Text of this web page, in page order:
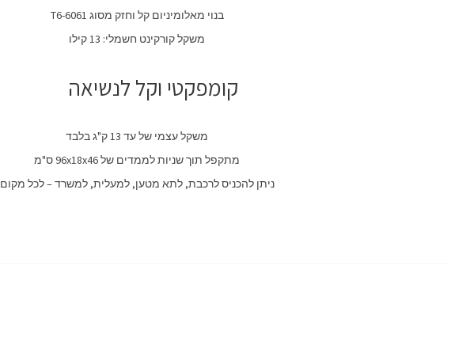
בנוי מאלומיניום קל וחזק מסוג T6-6061
משקל קורקינט חשמלי: 13 קילו
קומפקטי וקל לנשיאה
משקל עצמי של עד 13 ק"ג בלבד
מתקפל תוך שניות לממדים של96x18x46ס"מ
ניתן להכניס לרכבת, לתא מטען, למעלית, למשרד–לכל מקום